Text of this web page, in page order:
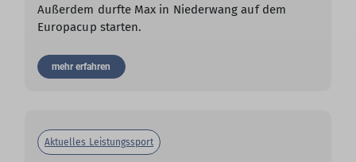
Außerdem durfte Max in Niederwang auf dem
Europacup starten.
mehr erfahren
Aktuelles Leistungssport